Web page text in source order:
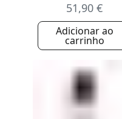
51,90 €
Adicionar ao
carrinho